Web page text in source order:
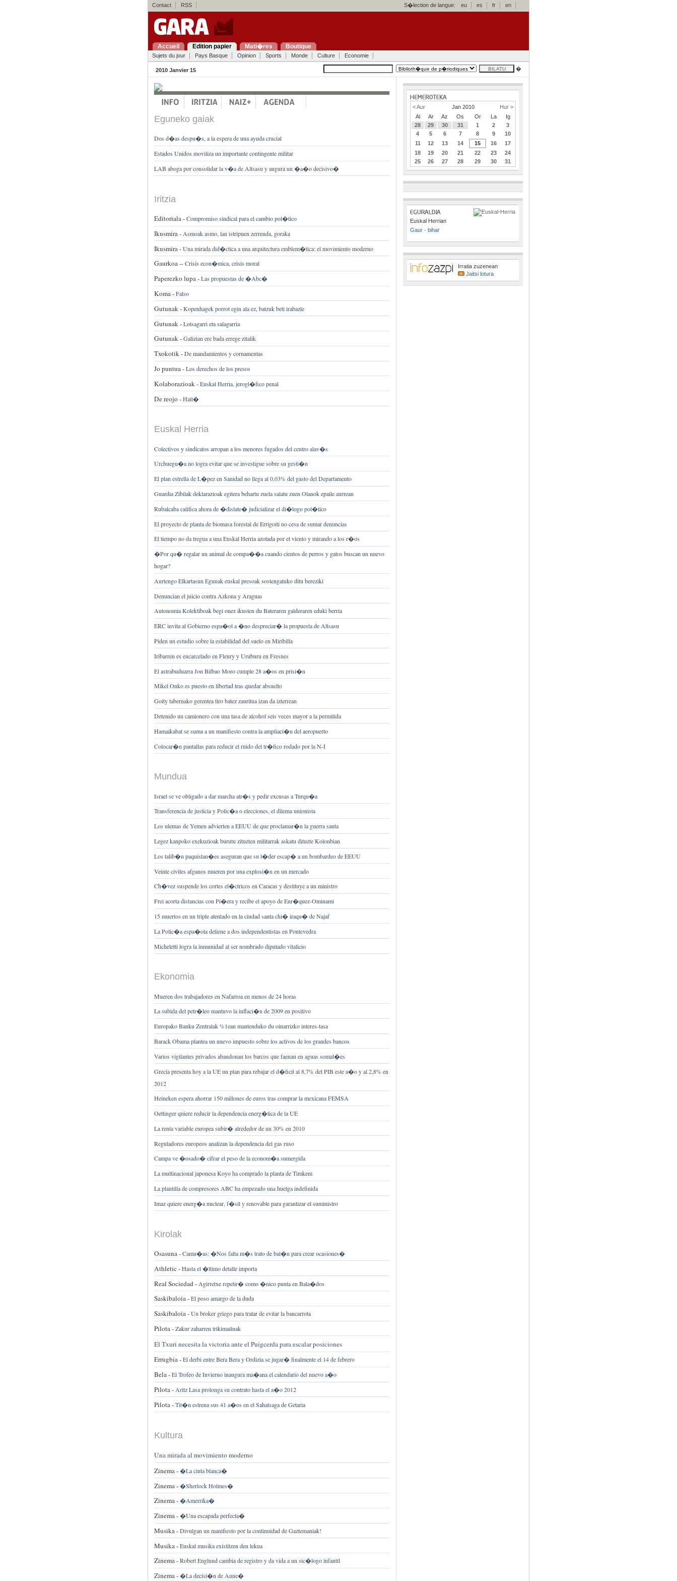
Contact RSS S�lection de langue: eu es fr en
Accueil Edition papier Mati�res Boutique
Sujets du jour Pays Basque Opinion Sports Monde Culture Economie
2010 Janvier 15 �
Eguneko gaiak
Dos d�as despu�s, a la espera de una ayuda crucial
Estados Unidos moviliza un importante contingente militar
LAB aboga por consolidar la v�a de Altsasu y augura un �a�o decisivo�
Iritzia
Editoriala -Compromiso sindical para el cambio pol�tico
Ikusmira - Asmoak asmo, lan istripuen zerrenda, goraka
Ikusmira -Una mirada did�ctica a una arquitectura emblem�tica: el movimiento moderno
Gaurkoa --Crisis econ�mica, crisis moral
Paperezko lupa -Las propuestas de �Abc�
Koma -Falso
Gutunak -Kopenhagek porrot egin ala ez, batzuk beti irabazle
Gutunak -Lotsagarri eta salagarria
Gutunak -Galizian ere bada errege zitalik
Txokotik -De mandamientos y cornamentas
Jo puntua -Los derechos de los presos
Kolaborazioak -Euskal Herria, jerogl�fico penal
De reojo -Hait�
Euskal Herria
Colectivos y sindicatos arropan a los menores fugados del centro alav�s
Urchuegu�a no logra evitar que se investigue sobre su gesti�n
El plan estrella de L�pez en Sanidad no llega al 0,03% del gasto del Departamento
Guardia Zibilak deklarazioak egitera behartu zuela salatu zuen Olanok epaile aurrean
Rubalcaba califica ahora de �dislate� judicializar el di�logo pol�tico
El proyecto de planta de biomasa forestal de Errigoiti no cesa de sumar denuncias
El tiempo no da tregua a una Euskal Herria azotada por el viento y mirando a los r�os
�Por qu� regalar un animal de compa��a cuando cientos de perros y gatos buscan un nuevo
hogar?
Aurtengo Elkartasun Egunak euskal presoak sostengatuko ditu bereziki
Denuncian el juicio contra Azkona y Araguas
Autonomia Kolektiboak begi onez ikusten du Bateraren galderaren eduki berria
ERC invita al Gobierno espa�ol a �no despreciar� la propuesta de Altsasu
Piden un estudio sobre la estabilidad del suelo en Miribilla
Iribarren es encarcelado en Fleury y Uruburu en Fresnes
El astrabuduarra Jon Bilbao Moro cumple 28 a�os en prisi�n
Mikel Onko es puesto en libertad tras quedar absuelto
Goity tabernako gerentea tiro batez zauritua izan da izterrean
Detenido un camionero con una tasa de alcohol seis veces mayor a la permitida
Hamaikabat se suma a un manifiesto contra la ampliaci�n del aeropuerto
Colocar�n pantallas para reducir el ruido del tr�fico rodado por la N-I
Mundua
Israel se ve obligado a dar marcha atr�s y pedir excusas a Turqu�a
Transferencia de justicia y Polic�a o elecciones, el dilema unionista
Los ulemas de Yemen advierten a EEUU de que proclamar�n la guerra santa
Legez kanpoko exekuzioak burutu zituzten militarrak askatu dituzte Kolonbian
Los talib�n paquistan�es aseguran que su l�der escap� a un bombardeo de EEUU
Veinte civiles afganos mueren por una explosi�n en un mercado
Ch�vez suspende los cortes el�ctricos en Caracas y destituye a un ministro
Frei acorta distancias con Pi�era y recibe el apoyo de Enr�quez-Ominami
15 muertos en un triple atentado en la ciudad santa chi� iraqu� de Najaf
La Polic�a espa�ola detiene a dos independentistas en Pontevedra
Micheletti logra la inmunidad al ser nombrado diputado vitalicio
Ekonomia
Mueren dos trabajadores en Nafarroa en menos de 24 horas
La subida del petr�leo mantuvo la inflaci�n de 2009 en positivo
Europako Banku Zentralak %1ean mantenduko du oinarrizko interes-tasa
Barack Obama plantea un nuevo impuesto sobre los activos de los grandes bancos
Varios vigilantes privados abandonan los barcos que faenan en aguas somal�es
Grecia presenta hoy a la UE un plan para rebajar el d�ficit al 8,7% del PIB este a�o y al 2,8% en
2012
Heineken espera ahorrar 150 millones de euros tras comprar la mexicana FEMSA
Oettinger quiere reducir la dependencia energ�tica de la UE
La renta variable europea subir� alrededor de un 30% en 2010
Reguladores europeos analizan la dependencia del gas ruso
Campa ve �osado� cifrar el peso de la econom�a sumergida
La multinacional japonesa Koyo ha comprado la planta de Timkem
La plantilla de compresores ABC ha empezado una huelga indefinida
Imaz quiere energ�a nuclear, f�sil y renovable para garantizar el suministro
Kirolak
Osasuna -Camu�as: �Nos falta m�s trato de bal�n para crear ocasiones�
Athletic -Hasta el �ltimo detalle importa
Real Sociedad - Agirretxe repetir� como �nico punta en Bala�dos
Saskibaloia -El poso amargo de la duda
Saskibaloia -Un broker griego para tratar de evitar la bancarrota
Pilota -Zakur zaharren trikimailuak
El Txuri necesita la victoria ante el Puigcerda para escalar posiciones
Errugbia -El derbi entre Bera Bera y Ordizia se jugar� finalmente el 14 de febrero
Bela -El Trofeo de Invierno inaugura ma�ana el calendario del nuevo a�o
Pilota - Aritz Lasa prolonga su contrato hasta el a�o 2012
Pilota -Tit�n estrena sus 41 a�os en el Sahatsaga de Getaria
Kultura
Una mirada al movimiento moderno
Zinema -�La cinta blanca�
Zinema -�Sherlock Holmes�
Zinema -�Amerrika�
Zinema -�Una escapada perfecta�
Musika -Divulgan un manifiesto por la continuidad de Gaztemaniak!
Musika -Euskal musika existitzen den lekua
Zinema -Robert Englund cambia de registro y da vida a un sic�logo infantil
Zinema -�La decisi�n de Anne�
< Aur Jan 2010
Hur >
Al
Ar Az Os Or La
Ig
28
29 30 31 1 2
3
4
5 6 7 8 9
10
11
12 13 14 15 16
17
18
19 20 21 22 23
24
25
26 27 28 29 30 31
Euskal Herrian
Gaur - bihar
Irratia zuzenean
Jaitsi lotura